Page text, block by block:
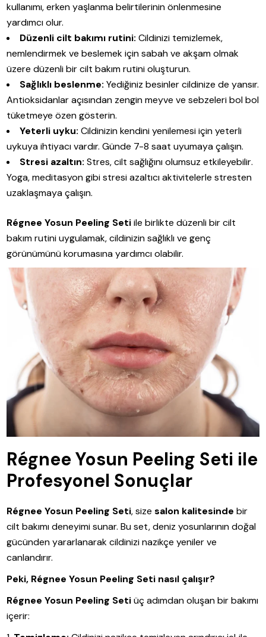
kullanımı, erken yaşlanma belirtilerinin önlenmesine
yardımcı olur.
Düzenli cilt bakımı rutini: Cildinizi temizlemek,
nemlendirmek ve beslemek için sabah ve akşam olmak
üzere düzenli bir cilt bakım rutini oluşturun.
Sağlıklı beslenme: Yediğiniz besinler cildinize de yansır.
Antioksidanlar açısından zengin meyve ve sebzeleri bol bol
tüketmeye özen gösterin.
Yeterli uyku: Cildinizin kendini yenilemesi için yeterli
uykuya ihtiyacı vardır. Günde 7-8 saat uyumaya çalışın.
Stresi azaltın: Stres, cilt sağlığını olumsuz etkileyebilir.
Yoga, meditasyon gibi stresi azaltıcı aktivitelerle stresten
uzaklaşmaya çalışın.
Régnee Yosun Peeling Setiile birlikte düzenli bir cilt
bakım rutini uygulamak, cildinizin sağlıklı ve genç
görünümünü korumasına yardımcı olabilir.
Régnee Yosun Peeling Seti ile
Profesyonel Sonuçlar
Régnee Yosun Peeling Seti, sizesalon kalitesinde bir
cilt bakımı deneyimi sunar. Bu set, deniz yosunlarının doğal
gücünden yararlanarak cildinizi nazikçe yeniler ve
canlandırır.
Peki, Régnee Yosun Peeling Seti nasıl çalışır?
Régnee Yosun Peeling Setiüç adımdan oluşan bir bakımı
içerir: